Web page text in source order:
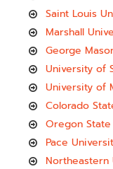
Saint Louis
Marshall
George
University of
University of
Colorado
Oregon
Pace
Northeastern